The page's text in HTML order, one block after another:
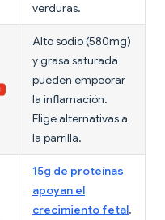
verduras.
Alto sodio (580mg)
y grasa saturada
pueden empeorar
la inflamación.
Elige alternativas a
la parrilla.
15g de proteínas
apoyan el
crecimiento fetal,